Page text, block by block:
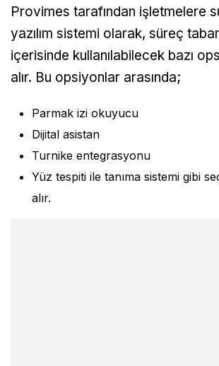
Provimes tarafından işletmelere
yazılım sistemi olarak, süreç
içerisinde kullanılabilecek bazı
alır. Bu opsiyonlar arasında;
Parmak izi okuyucu
Dijital asistan
Turnike entegrasyonu
Yüz tespiti ile tanıma sistemi gibi
alır.